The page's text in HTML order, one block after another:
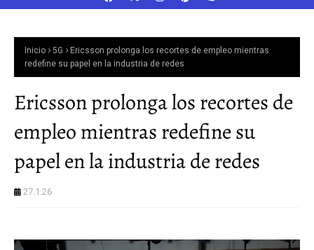
Inicio 5G
Ericsson prolonga los recortes de empleo mientras
redefine su papel en la industria de redes
Ericsson prolonga los recortes de
empleo mientras redefine su
papel en la industria de redes
27.1.26